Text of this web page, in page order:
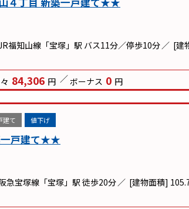
福知山線「宝塚」駅 バス11分／停歩10分 [建
84,306 円 ボーナス 0 円
建て 値下げ
一戸建て★★
急宝塚線「宝塚」駅 徒歩20分 [建物面積]